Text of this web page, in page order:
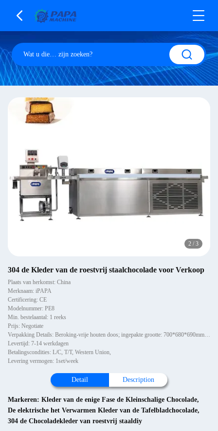
2 / 3
304 de Kleder van de roestvrij staalchocolade voor Verkoop
Plaats van herkomst: China
Merknaam: iPAPA
Certificering: CE
Modelnummer: PE8
Min. bestelaantal: 1 reeks
Prijs: Negotiate
Verpakking Details: Beroking-vrije houten doos; ingepakte grootte: 700*680*690mm, 1100*700*660mm, 3350*860*1180mm
Levertijd: 7-14 werkdagen
Betalingscondities: L/C, T/T, Western Union,
Levering vermogen: 1set/week
Detail Description
Markeren: Kleder van de enige Fase de Kleinschalige Chocolade,
De elektrische het Verwarmen Kleder van de Tafelbladchocolade,
304 de Chocoladekleder van roestvrij staaldiy